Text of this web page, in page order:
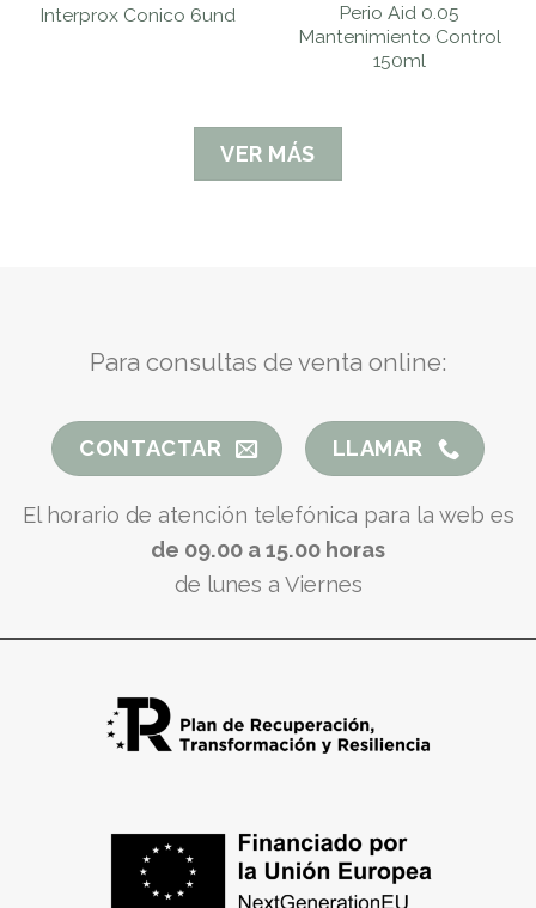
Interprox Conico 6und
Perio Aid 0.05
Mantenimiento Control
150ml
VER MÁS
Para consultas de venta online:
CONTACTAR LLAMAR
El horario de atención telefónica para la web es
de 09.00 a 15.00 horas
de lunes a Viernes